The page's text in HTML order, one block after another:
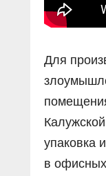
Для
упаковка
в